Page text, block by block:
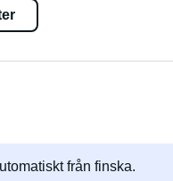
från finska.